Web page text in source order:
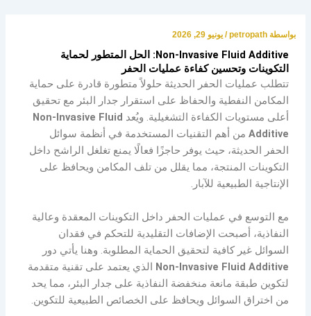
بواسطة petropath
/يونيو 29, 2026
Non-Invasive Fluid Additive: الحل المتطور لحماية
التكوينات وتحسين كفاءة عمليات الحفر
تتطلب عمليات الحفر الحديثة حلولاً متطورة قادرة على حماية
المكامن النفطية والحفاظ على استقرار جدار البئر مع تحقيق
أعلى مستويات الكفاءة التشغيلية. ويُعد Non-Invasive Fluid
Additive من أهم التقنيات المستخدمة في أنظمة سوائل
الحفر الحديثة، حيث يوفر حاجزًا فعالًا يمنع تغلغل الراشح داخل
التكوينات المنتجة، مما يقلل من تلف المكامن ويحافظ على
الإنتاجية الطبيعية للآبار.
مع التوسع في عمليات الحفر داخل التكوينات المعقدة وعالية
النفاذية، أصبحت الإضافات التقليدية للتحكم في فقدان
السوائل غير كافية لتحقيق الحماية المطلوبة. وهنا يأتي دور
Non-Invasive Fluid Additive الذي يعتمد على تقنية متقدمة
لتكوين طبقة مانعة منخفضة النفاذية على جدار البئر، مما يحد
من اختراق السوائل ويحافظ على الخصائص الطبيعية للتكوين.